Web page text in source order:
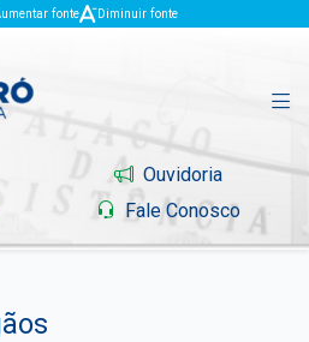
fonte Diminuir fonte
Ouvidoria
Fale Conosco